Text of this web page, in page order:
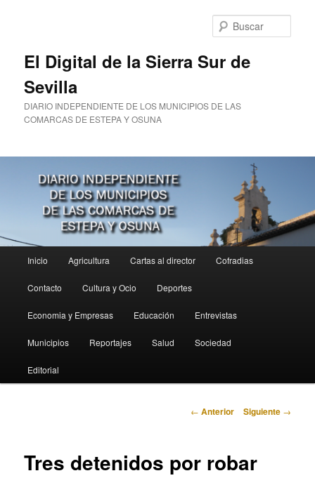
El Digital de la Sierra Sur de
Sevilla
DIARIO INDEPENDIENTE DE LOS MUNICIPIOS DE LAS
COMARCAS DE ESTEPA Y OSUNA
principal
Inicio Agricultura Cartas al director Cofradias
Contacto Cultura y Ocio Deportes
Economia y Empresas Educación Entrevistas
Municipios Reportajes Salud Sociedad
Editorial
Navegación
← Anterior Siguiente →
Tres detenidos por robar